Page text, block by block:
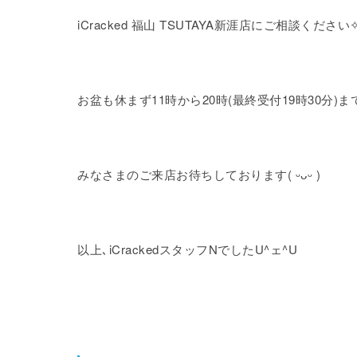
iCracked 福山 TSUTAYA新涯店にご相談ください
みなさまのご来店お待ちしております( ᵕᴗᵕ )
以上､iCrackedスタッフNでしたU^ェ^U